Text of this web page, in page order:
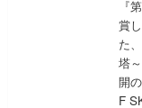
『
賞
た
塔
開
F